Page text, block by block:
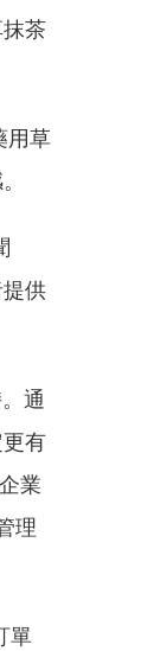
茶
用草
供
通
有
業
理
單